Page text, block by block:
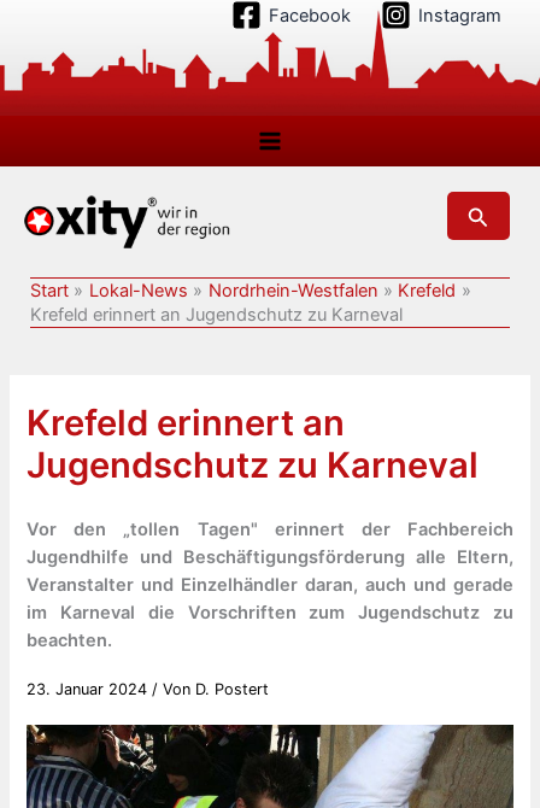
springen
Facebook Instagram
Suchen
Start Lokal-News Nordrhein-Westfalen
Krefeld
Krefeld erinnert an Jugendschutz zu Karneval
Krefeld erinnert an
Jugendschutz zu Karneval
Vor den „tollen Tagen" erinnert der Fachbereich
Jugendhilfe und Beschäftigungsförderung alle Eltern,
Veranstalter und Einzelhändler daran, auch und gerade
im Karneval die Vorschriften zum Jugendschutz zu
beachten.
23. Januar 2024 / Von D. Postert